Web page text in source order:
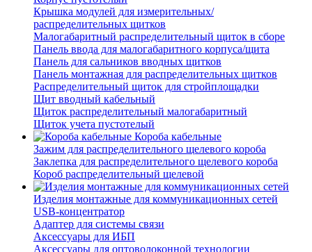
Крышка модулей для измерительных/
распределительных щитков
Малогабаритный распределительный щиток в сборе
Панель ввода для малогабаритного корпуса/щита
Панель для сальников вводных щитков
Панель монтажная для распределительных щитков
Распределительный щиток для стройплощадки
Щит вводный кабельный
Щиток распределительный малогабаритный
Щиток учета пустотелый
Короба кабельные
Зажим для распределительного щелевого короба
Заклепка для распределительного щелевого короба
Короб распределительный щелевой
Изделия монтажные для коммуникационных сетей
USB-концентратор
Адаптер для системы связи
Аксессуары для ИБП
Аксессуары для оптоволоконной технологии